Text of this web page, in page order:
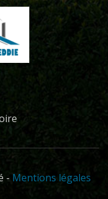
- Mentions légales